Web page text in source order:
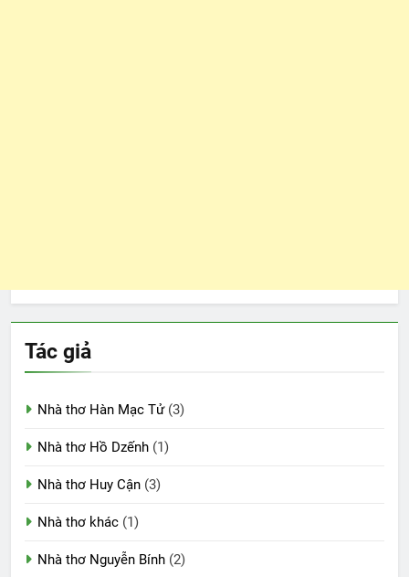
Tác giả
Nhà thơ Hàn Mạc Tử(3)
Nhà thơ Hồ Dzếnh (1)
Nhà thơ Huy Cận (3)
Nhà thơ khác (1)
Nhà thơ Nguyễn Bính (2)